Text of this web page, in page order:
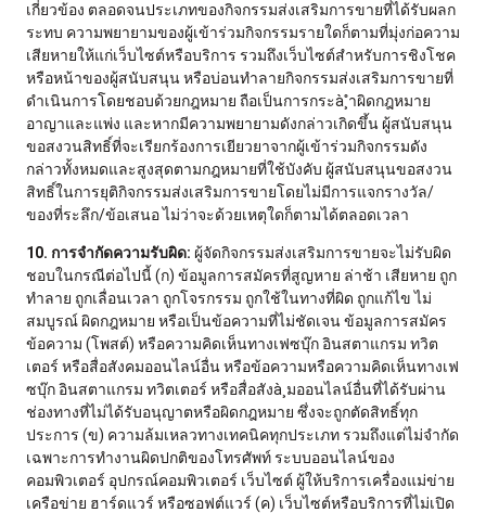
เกี่ยวข้อง ตลอดจนประเภทของกิจกรรมส่งเสริมการขายที่ได้รับผลก
ระทบ ความพยายามของผู้เข้าร่วมกิจกรรมรายใดก็ตามที่มุ่งก่อความ
เสียหายให้แก่เว็บไซต์หรือบริการ รวมถึงเว็บไซต์สำหรับการชิงโชค
หรือหน้าของผู้สนับสนุน หรือบ่อนทำลายกิจกรรมส่งเสริมการขายที่
ดำเนินการโดยชอบด้วยกฎหมาย ถือเป็นการกระà¸ำผิดกฎหมาย
อาญาและแพ่ง และหากมีความพยายามดังกล่าวเกิดขึ้น ผู้สนับสนุน
ขอสงวนสิทธิ์ที่จะเรียกร้องการเยียวยาจากผู้เข้าร่วมกิจกรรมดัง
กล่าวทั้งหมดและสูงสุดตามกฎหมายที่ใช้บังคับ ผู้สนับสนุนขอสงวน
สิทธิ์ในการยุติกิจกรรมส่งเสริมการขายโดยไม่มีการแจกรางวัล/
ของที่ระลึก/ข้อเสนอ ไม่ว่าจะด้วยเหตุใดก็ตามได้ตลอดเวลา
10. การจำกัดความรับผิด: ผู้จัดกิจกรรมส่งเสริมการขายจะไม่รับผิด
ชอบในกรณีต่อไปนี้ (ก) ข้อมูลการสมัครที่สูญหาย ล่าช้า เสียหาย ถูก
ทำลาย ถูกเลื่อนเวลา ถูกโจรกรรม ถูกใช้ในทางที่ผิด ถูกแก้ไข ไม่
สมบูรณ์ ผิดกฎหมาย หรือเป็นข้อความที่ไม่ชัดเจน ข้อมูลการสมัคร
ข้อความ (โพสต์) หรือความคิดเห็นทางเฟซบุ๊ก อินสตาแกรม ทวิต
เตอร์ หรือสื่อสังคมออนไลน์อื่น หรือข้อความหรือความคิดเห็นทางเฟ
ซบุ๊ก อินสตาแกรม ทวิตเตอร์ หรือสื่อสังà¸มออนไลน์อื่นที่ได้รับผ่าน
ช่องทางที่ไม่ได้รับอนุญาตหรือผิดกฎหมาย ซึ่งจะถูกตัดสิทธิ์ทุก
ประการ (ข) ความล้มเหลวทางเทคนิคทุกประเภท รวมถึงแต่ไม่จำกัด
เฉพาะการทำงานผิดปกติของโทรศัพท์ ระบบออนไลน์ของ
คอมพิวเตอร์ อุปกรณ์คอมพิวเตอร์ เว็บไซต์ ผู้ให้บริการเครื่องแม่ข่าย
เครือข่าย ฮาร์ดแวร์ หรือซอฟต์แวร์ (ค) เว็บไซต์หรือบริการที่ไม่เปิด